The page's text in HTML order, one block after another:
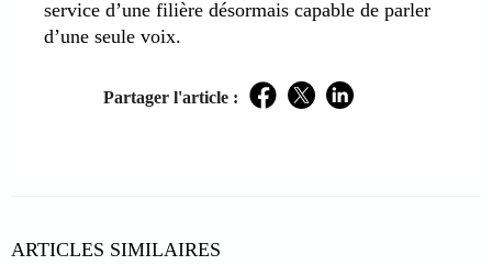
service d’une filière désormais capable de parler
d’une seule voix.
Partager l'article : Facebook
TwitterLinkedIn
ARTICLES SIMILAIRES